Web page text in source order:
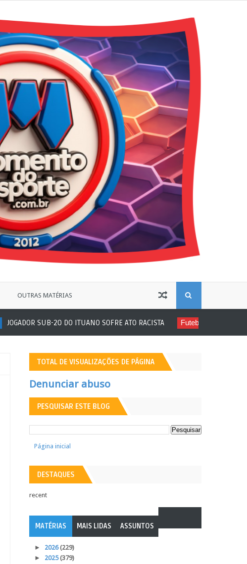
OUTRAS MATÉRIAS
U
JOGADOR SUB-20 DO ITUANO SOFRE ATO RACISTA Futebol Amador
TOTAL DE VISUALIZAÇÕES DE PÁGINA
Denunciar abuso
PESQUISAR ESTE BLOG
Página inicial
DESTAQUES
recent
MATÉRIAS MAIS LIDAS ASSUNTOS
► 2026(229)
► 2025(379)